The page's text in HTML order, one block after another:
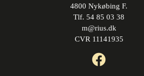
4800 Nykøbing F.
Tlf. 54 85 03 38
m@rius.dk
CVR 11141935
Facebook